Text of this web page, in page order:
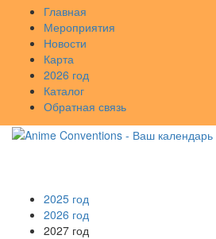
Главная
Мероприятия
Новости
Карта
2026 год
Каталог
Обратная связь
2025 год
2026 год
2027 год